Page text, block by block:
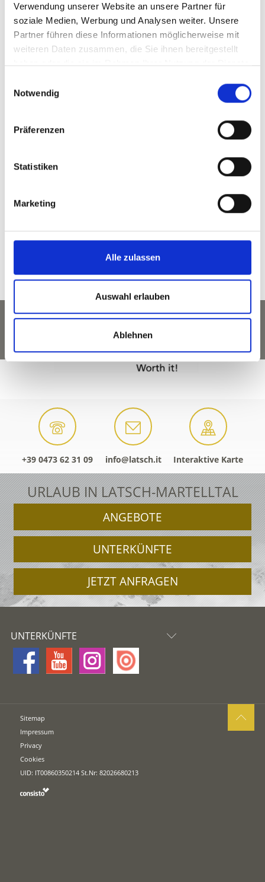
Verwendung unserer Website an unsere Partner für
soziale Medien, Werbung und Analysen weiter. Unsere
Partner führen diese Informationen möglicherweise mit
weiteren Daten zusammen, die Sie ihnen bereitgestellt
haben oder die sie im Rahmen Ihrer Nutzung der Dienste
Notwendig
Präferenzen
Statistiken
Marketing
Alle zulassen
Auswahl erlauben
Ablehnen
METZGEREI RINNER
Hauptstraße 122
39021 Latsch
info@rinner-speck.it
T+39 0473 623138
WAR DER INHALT FÜR SIE HILFREICH?
Ja
Nein
+39 0473 62 31 09 info@latsch.it Interaktive Karte
URLAUB IN LATSCH-MARTELLTAL
ANGEBOTE
UNTERKÜNFTE
JETZT ANFRAGEN
UNTERKÜNFTE
Sitemap
Impressum
Privacy
Cookies
UID: IT00860350214 St.Nr: 82026680213